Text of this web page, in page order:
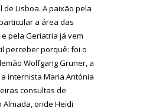
Lisboa. A paixão pela
a área das
pela Geriatria já vem
perceber porquê: foi o
Wolfgang Gruner, a
internista Maria Antónia
consultas de
Almada, onde Heidi